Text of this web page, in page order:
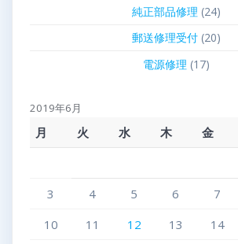
純正部品修理 (24)
郵送修理受付(20)
電源修理 (17)
2019年6月
月 火 水 木 金
3
4 5 6 7
10
11 12 13 14